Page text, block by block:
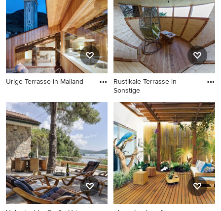
Urige Terrasse in Mailand
Rustikale Terrasse in
Sonstige
Rustikale Terrasse in
Sonstige